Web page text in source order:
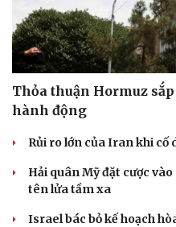
Thỏa thuận Hormuz
hành động
Rủi ro lớn của Iran khi cố
Hải quân Mỹ đặt cược
tên lửa tầm xa
Israel bác bỏ kế hoạch